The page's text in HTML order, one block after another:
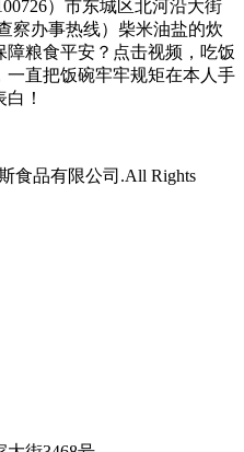
）市东城区北河沿大街
察办事热线）柴米油盐的炊
粮食平安？点击视频，吃饭
直把饭碗牢牢规矩在本人手
！
食品有限公司.All Rights